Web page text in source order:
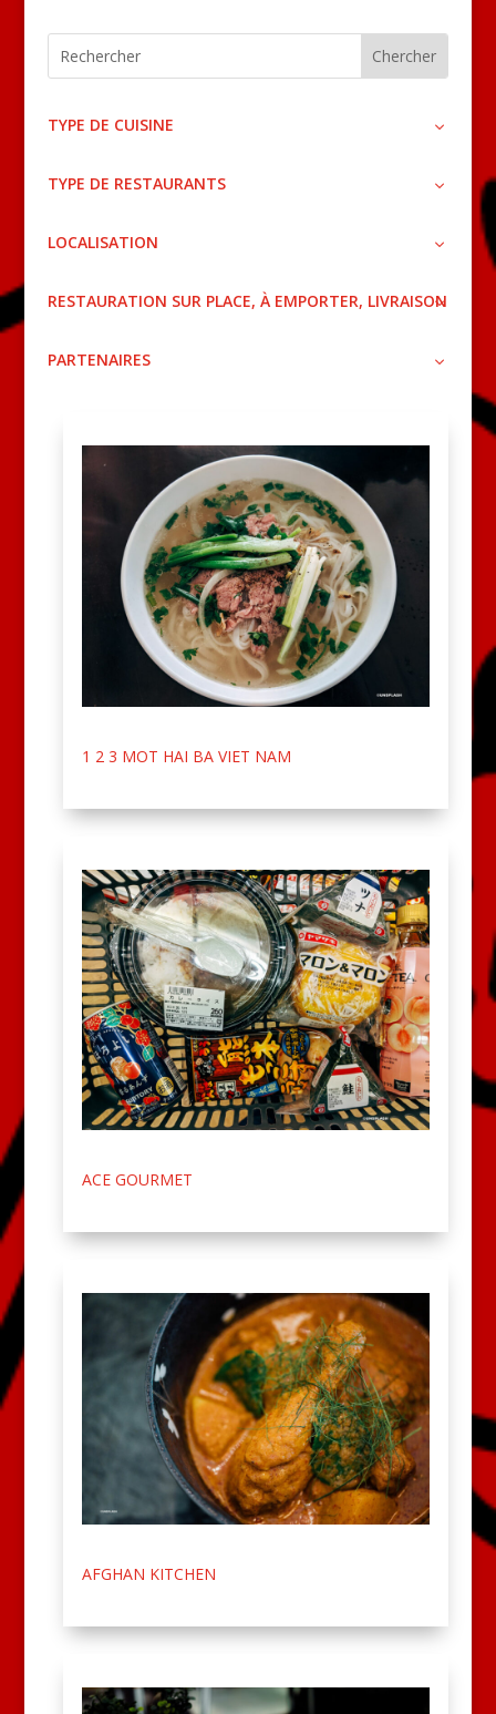
TYPE DE CUISINE
TYPE DE RESTAURANTS
LOCALISATION
RESTAURATION SUR PLACE, À EMPORTER, LIVRAISON
PARTENAIRES
1 2 3 MOT HAI BA VIET NAM
ACE GOURMET
AFGHAN KITCHEN